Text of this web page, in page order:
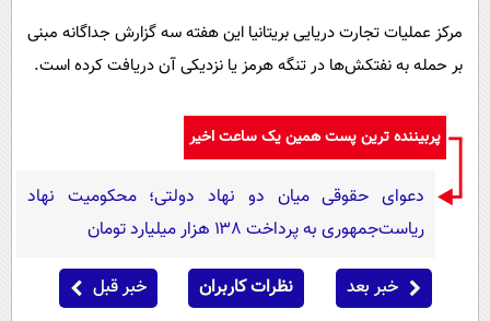
مرکز عملیات تجارت دریایی بریتانیا این هفته سه گزارش جداگانه مبنی
بر حمله به نفتکش‌ها در تنگه هرمز یا نزدیکی آن دریافت کرده است.
پربیننده ترین پست همین یک ساعت اخیر
دعوای حقوقی میان دو نهاد دولتی؛ محکومیت نهاد
ریاست‌جمهوری به پرداخت ۱۳۸ هزار میلیارد تومان
خبر بعد نظرات کاربران خبر قبل